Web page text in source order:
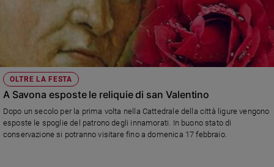
OLTRE LA FESTA
A Savona esposte le reliquie di san Valentino
Dopo un secolo per la prima volta nella Cattedrale della città ligure vengono
esposte le spoglie del patrono degli innamorati. In buono stato di
conservazione si potranno visitare fino a domenica 17 febbraio.